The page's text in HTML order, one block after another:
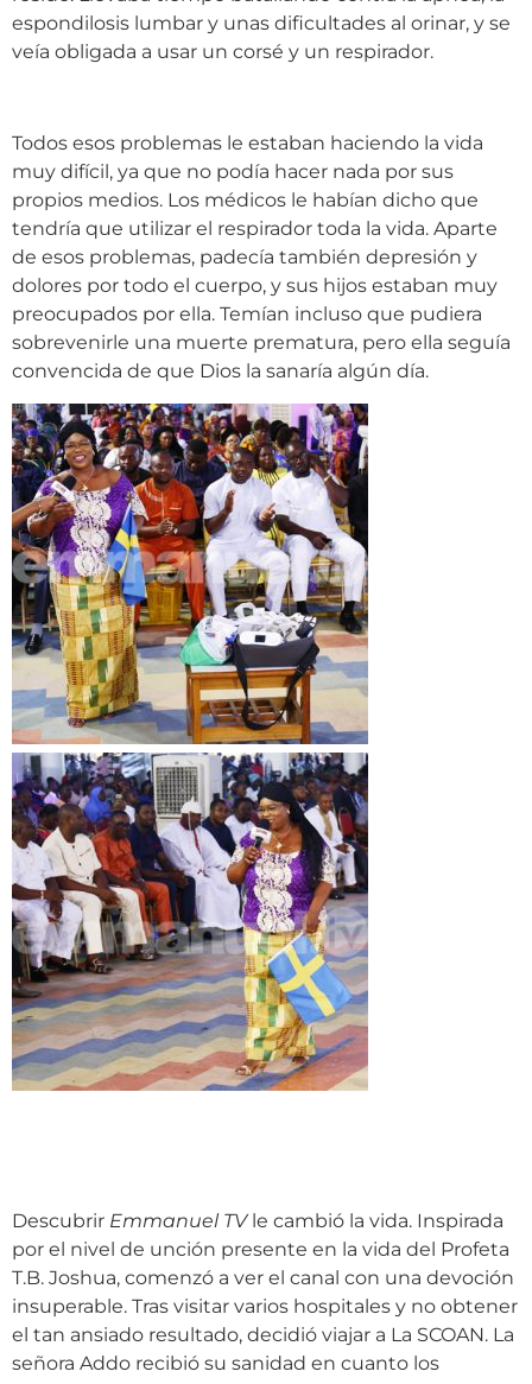
espondilosis lumbar y unas dificultades al orinar, y se
veía obligada a usar un corsé y un respirador.
Todos esos problemas le estaban haciendo la vida
muy difícil, ya que no podía hacer nada por sus
propios medios. Los médicos le habían dicho que
tendría que utilizar el respirador toda la vida. Aparte
de esos problemas, padecía también depresión y
dolores por todo el cuerpo, y sus hijos estaban muy
preocupados por ella. Temían incluso que pudiera
sobrevenirle una muerte prematura, pero ella seguía
convencida de que Dios la sanaría algún día.
Descubrir Emmanuel TVle cambió la vida. Inspirada
por el nivel de unción presente en la vida del Profeta
T.B. Joshua, comenzó a ver el canal con una devoción
insuperable. Tras visitar varios hospitales y no obtener
el tan ansiado resultado, decidió viajar a La SCOAN. La
señora Addo recibió su sanidad en cuanto los